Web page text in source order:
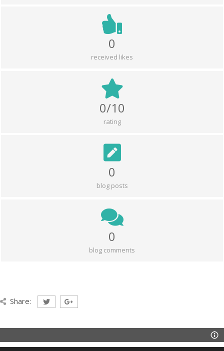
0
received likes
0/10
rating
0
blog posts
0
blog comments
Share: